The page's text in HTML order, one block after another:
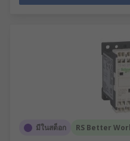
มีในสต็อก RS Better